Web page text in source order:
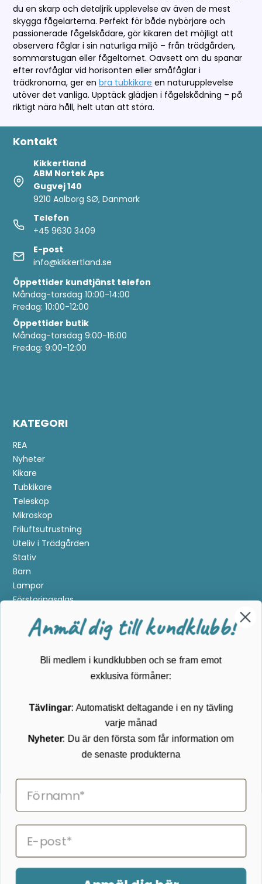
du en skarp och detaljrik upplevelse av även de mest
skygga fågelarterna. Perfekt för både nybörjare och
passionerade fågelskådare, gör kikaren det möjligt att
observera fåglar i sin naturliga miljö – från trädgården,
sommarstugan eller fågeltornet. Oavsett om du spanar
efter rovfåglar vid horisonten eller småfåglar i
trädkronorna, ger enbra tubkikare en naturupplevelse
utöver det vanliga. Upptäck glädjen i fågelskådning – på
riktigt nära håll, helt utan att störa.
Kontakt
Kikkertland
ABM Nortek Aps
Gugvej 140
9210 Aalborg SØ, Danmark
Telefon
+45 9630 3409
E-post
info@kikkertland.se
Öppettider kundtjänst telefon
Måndag-torsdag 10:00-14:00
Fredag: 10:00-12:00
Öppettider butik
Måndag-torsdag 9:00-16:00
Fredag: 9:00-12:00
KATEGORI
REA
Nyheter
Kikare
Tubkikare
Teleskop
Mikroskop
Friluftsutrustning
Uteliv i Trädgården
Stativ
Barn
Lampor
Förstoringsglas
Guider
Köpvillkor
Cookies
Prenumerera på vårt nyhetsbrev
Följ oss på Facebook
Anmäl dig till kundklubb!
Bli medlem i kundklubben och se fram emot
exklusiva förmåner:
Tävlingar: Automatiskt deltagande i en ny tävling
varje månad
Nyheter: Du är den första som får information om
de senaste produkterna